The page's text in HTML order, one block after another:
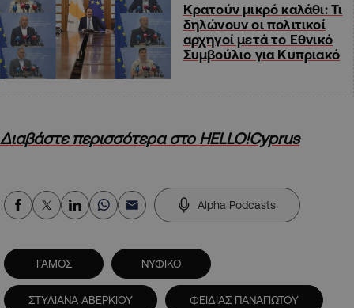
Κρατούν μικρό καλάθι: Τι
δηλώνουν οι πολιτικοί
αρχηγοί μετά το Εθνικό
Συμβούλιο για Κυπριακό
Διαβάστε περισσότερα στο HELLO!Cyprus
Alpha Podcasts
ΓΑΜΟΣ ΝΥΦΙΚΟ
ΣΤΥΛΙΑΝΑ ΑΒΕΡΚΙΟΥ ΦΕΙΔΙΑΣ ΠΑΝΑΓΙΩΤΟΥ